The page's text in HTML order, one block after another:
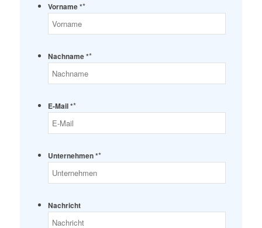
Vorname **
Nachname **
E-Mail **
Unternehmen **
Nachricht